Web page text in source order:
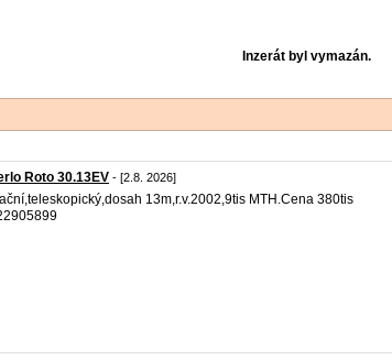
Inzerát byl vymazán.
Roto 30.13EV - [2.8. 2026]
13m,r.v.2002,9tis MTH.Cena 380tis